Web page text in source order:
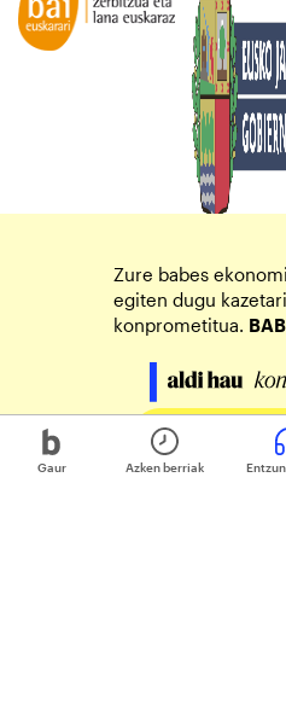
Gaur Azken berriak
Zure babes
egiten dugu
konprometitua.
Egin zure